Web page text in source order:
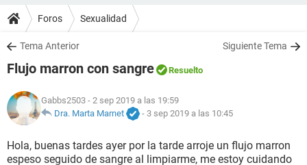
FOROS
SALUD
FAMILIA
NUTRICIÓN
BIENESTAR
Foros Sexualidad
Tema Anterior Siguiente Tema
Flujo marron con sangre Resuelto
Gabbs2503 - 2 sep 2019 a las 19:59
Dra. Marta Marnet
- 3 sep 2019 a las 10:45
Hola, buenas tardes ayer por la tarde arroje un flujo marron
espeso seguido de sangre al limpiarme, me estoy cuidando